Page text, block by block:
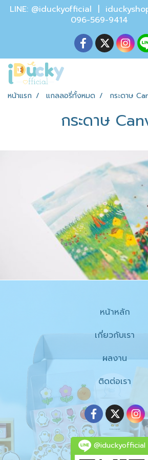
LINE: @iduckyofficial |
096-569-
หน้าแรก แกลลอรี่ทั้งหมด กระดาษ
กระดาษ
หน้าหลัก
เกี่ยวกับเรา
ผลงาน
ติดต่อเรา
@iduckyofficial